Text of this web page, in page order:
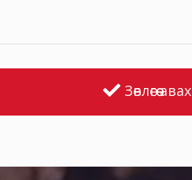
Зөвлөгөө авах